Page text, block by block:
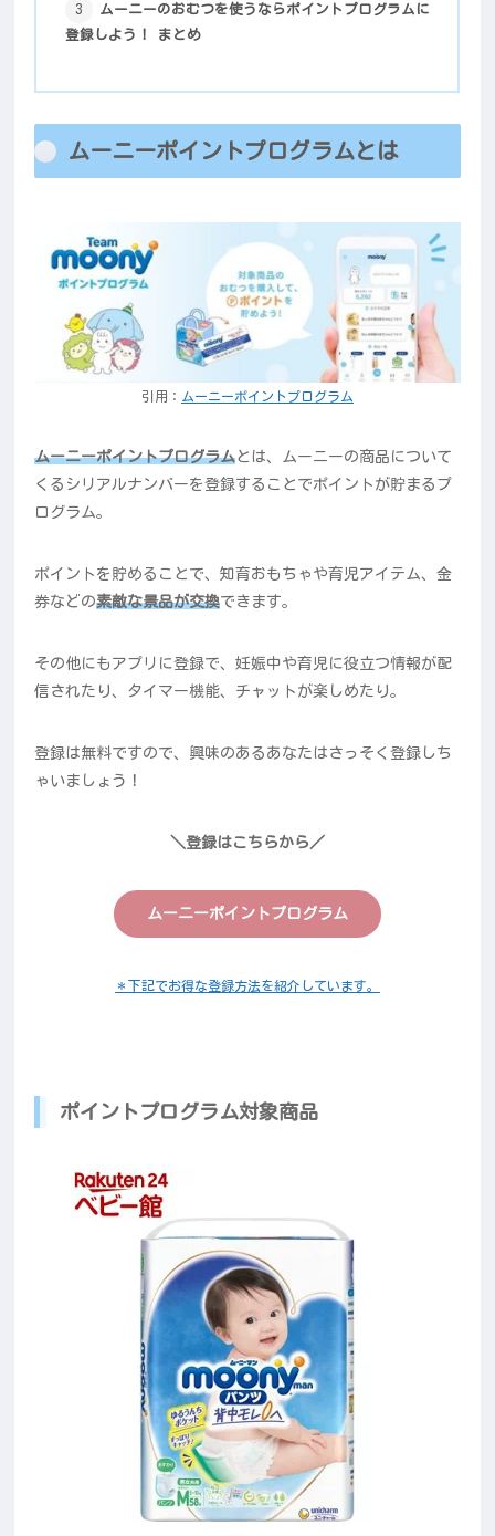
ムーニーのおむつを使うならポイントプログラムに
登録しよう！ まとめ
ムーニーポイントプログラムとは
引用： ムーニーポイントプログラム
ムーニーポイントプログラムとは、ムーニーの商品について
くるシリアルナンバーを登録することでポイントが貯まるプ
ログラム。
ポイントを貯めることで、知育おもちゃや育児アイテム、金
券などの素敵な景品が交換できます。
その他にもアプリに登録で、妊娠中や育児に役立つ情報が配
信されたり、タイマー機能、チャットが楽しめたり。
登録は無料ですので、興味のあるあなたはさっそく登録しち
ゃいましょう！
＼登録はこちらから／
ムーニーポイントプログラム
＊下記でお得な登録方法を紹介しています。
ポイントプログラム対象商品